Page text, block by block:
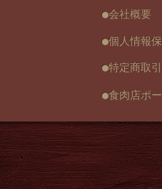
会社概要
個人情報
特定商取
食肉店ポ